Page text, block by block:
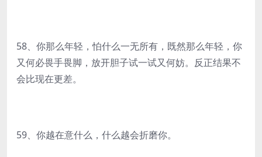
58、你那么年轻，怕什么一无所有，既然那么年轻，你
又何必畏手畏脚，放开胆子试一试又何妨。反正结果不
会比现在更差。
59、你越在意什么，什么越会折磨你。